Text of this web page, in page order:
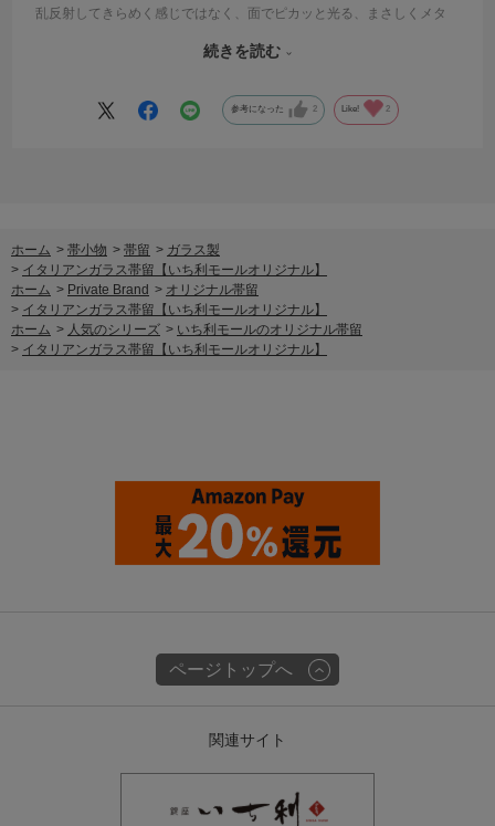
乱反射してきらめく感じではなく、面でピカッと光る、まさしくメタ
オリジナルアイテムな上に、フォルムやキラキラがひとつずつ違うの
かっこいい系コーデに取り入れてみてほしいです。
続きを読む
参考になった 2 Like! 2
ホーム > 帯小物 > 帯留 > ガラス製
> イタリアンガラス帯留【いち利モールオリジナル】
ホーム > Private Brand > オリジナル帯留
> イタリアンガラス帯留【いち利モールオリジナル】
ホーム > 人気のシリーズ > いち利モールのオリジナル帯留
> イタリアンガラス帯留【いち利モールオリジナル】
ページトップへ
関連サイト